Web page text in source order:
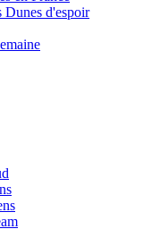
Dunes d'espoir